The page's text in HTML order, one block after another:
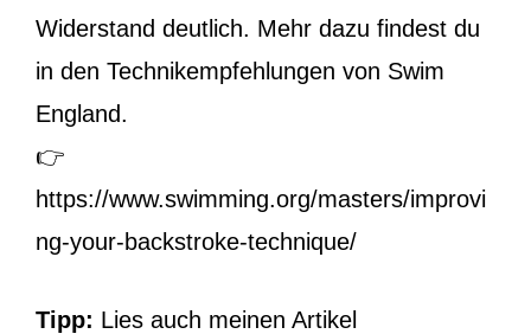
Widerstand deutlich. Mehr dazu findest du
in den Technikempfehlungen von Swim
England.
👉
https://www.swimming.org/masters/improvi
ng-your-backstroke-technique/
Tipp: Lies auch meinen Artikel